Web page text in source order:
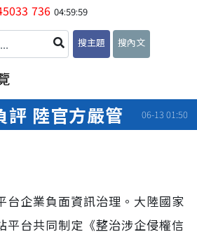
736 04:59:59
搜主題 搜內文
評 陸官方嚴管 06-13 01:50
台企業負面資訊治理。大陸國家
平台共同制定《整治涉企侵權信